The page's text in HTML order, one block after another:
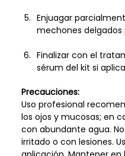
Enjuagar
mechones delgados
Finalizar con el
sérum del kit si
Precauciones:
Uso profesional
los ojos y mucosas; en
con abundante agua.
irritado o con lesiones.